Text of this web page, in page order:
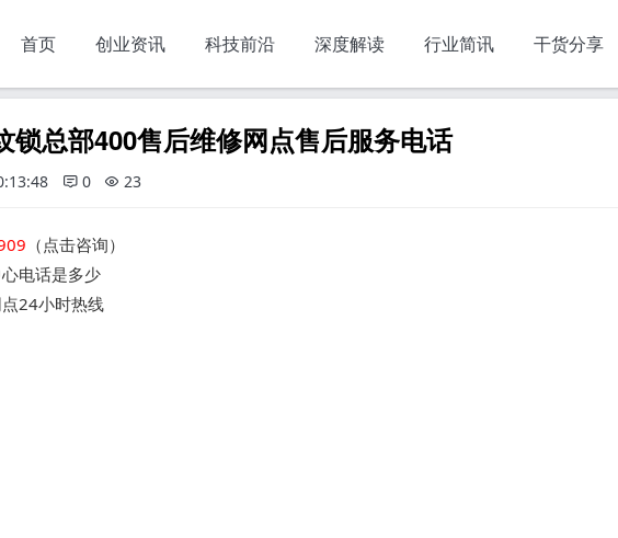
首页 创业资讯 科技前沿 深度解读 行业简讯 干货分享
锁总部400售后维修网点售后服务电话
0 23
（点击咨询）
电话是多少
24小时热线